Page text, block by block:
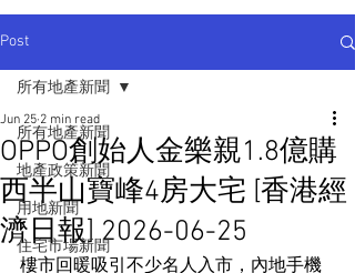
Post
所有地產新聞
地產政策新聞
用地新聞
住宅市場新聞
所有地產新聞
OPPO創始人金樂親1.8億購
西半山寶峰4房大宅 [香港經
濟日報] 2026-06-25
Jun 25 2 min read
樓市回暖吸引不少名人入市，內地手機